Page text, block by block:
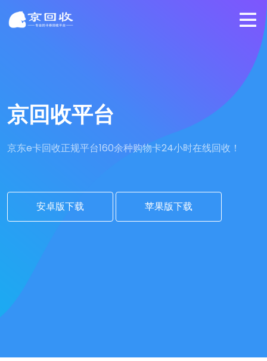
京回收平台
京东e卡回收正规平台160余种购物卡24小时在线回收！
安卓版下载 苹果版下载